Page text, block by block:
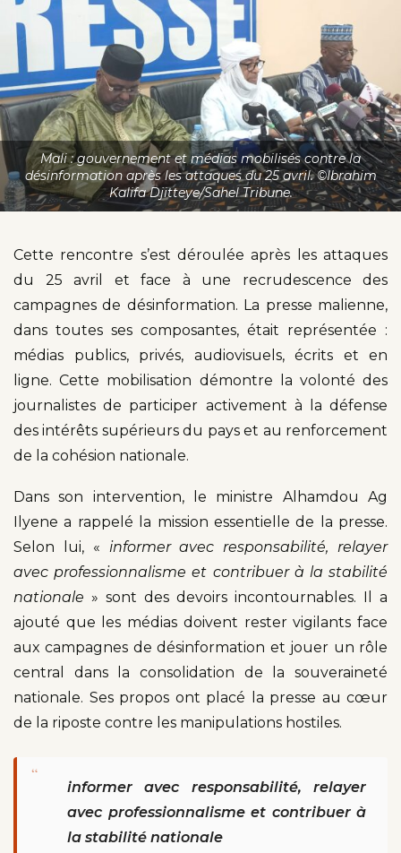
Mali : gouvernement et médias mobilisés contre la
désinformation après les attaques du 25 avril. ©Ibrahim
Kalifa Djitteye/Sahel Tribune.
Cette rencontre s’est déroulée après les attaques
du 25 avril et face à une recrudescence des
campagnes de désinformation. La presse malienne,
dans toutes ses composantes, était représentée :
médias publics, privés, audiovisuels, écrits et en
ligne. Cette mobilisation démontre la volonté des
journalistes de participer activement à la défense
des intérêts supérieurs du pays et au renforcement
de la cohésion nationale.
Dans son intervention, le ministre Alhamdou Ag
Ilyene a rappelé la mission essentielle de la presse.
Selon lui, « informer avec responsabilité, relayer
avec professionnalisme et contribuer à la stabilité
nationale » sont des devoirs incontournables. Il a
ajouté que les médias doivent rester vigilants face
aux campagnes de désinformation et jouer un rôle
central dans la consolidation de la souveraineté
nationale. Ses propos ont placé la presse au cœur
de la riposte contre les manipulations hostiles.
“
informer avec responsabilité, relayer
avec professionnalisme et contribuer à
la stabilité nationale